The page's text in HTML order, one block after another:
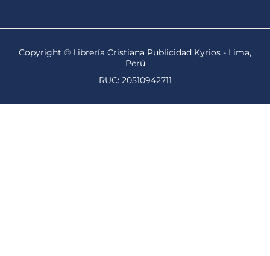
Copyright © Librería Cristiana Publicidad Kyrios - Lima,
Perú
RUC: 20510942711